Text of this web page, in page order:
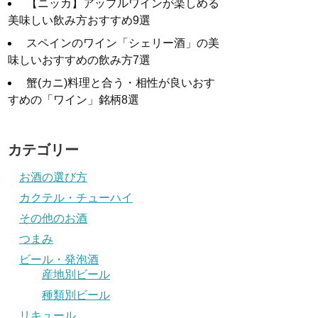
【ニッカ】アップルワインが楽しめる
美味しい飲み方おすすめ9選
スペインのワイン「シェリー酒」の美
味しいおすすめの飲み方7選
蟹(カニ)料理と合う・相性が良いおす
すめの「ワイン」銘柄8選
カテゴリー
お酒の選び方
カクテル・チューハイ
その他のお酒
つまみ
ビール・発泡酒
産地別ビール
種類別ビール